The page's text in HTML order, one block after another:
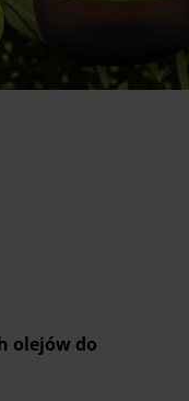
olejów do